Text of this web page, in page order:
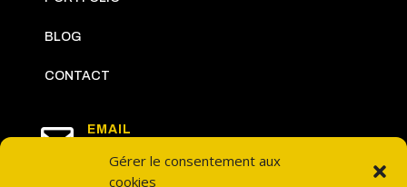
Gérer le consentement aux
cookies
BLOG
CONTACT

EMAIL
postmaster@clic-and-see.com